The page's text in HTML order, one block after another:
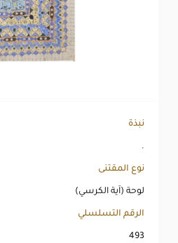
نبذة
.
نوع المقتنى
لوحة (آية الكرسي)
الرقم التسلسلي
493